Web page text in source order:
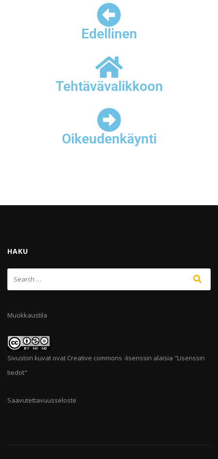
Edellinen
Tehtävävalikkoon
Oikeudenkäynti
HAKU
Muokkaustila
Sivuston kuvat ovat Creative commons -lisenssin alaisia "Lisenssin
tiedot"
Saavutettavuusseloste